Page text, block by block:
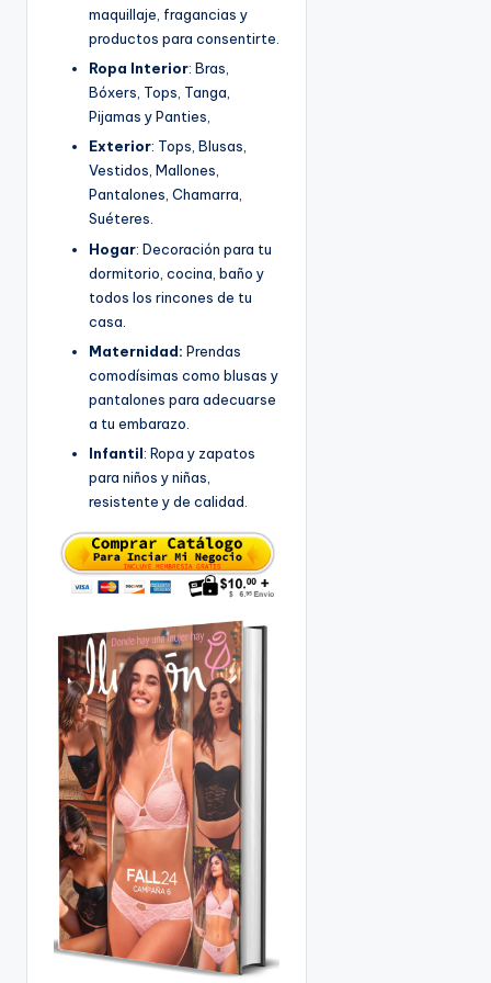
maquillaje, fragancias y
productos para consentirte.
Ropa Interior: Bras,
Bóxers, Tops, Tanga,
Pijamas y Panties,
Exterior: Tops, Blusas,
Vestidos, Mallones,
Pantalones, Chamarra,
Suéteres.
Hogar: Decoración para tu
dormitorio, cocina, baño y
todos los rincones de tu
casa.
Maternidad: Prendas
comodísimas como blusas y
pantalones para adecuarse
a tu embarazo.
Infantil: Ropa y zapatos
para niños y niñas,
resistente y de calidad.